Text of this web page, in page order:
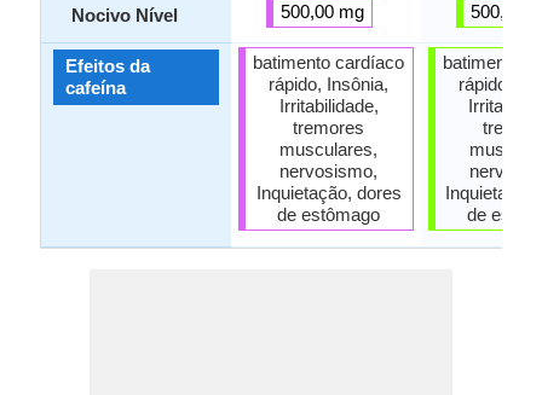
Nocivo Nível
Efeitos da
cafeína
500,00 mg
batimento cardíaco
rápido, Insônia,
Irritabilidade,
tremores
musculares,
nervosismo,
Inquietação, dores
de estômago
500,00
batimento
rápido,
de